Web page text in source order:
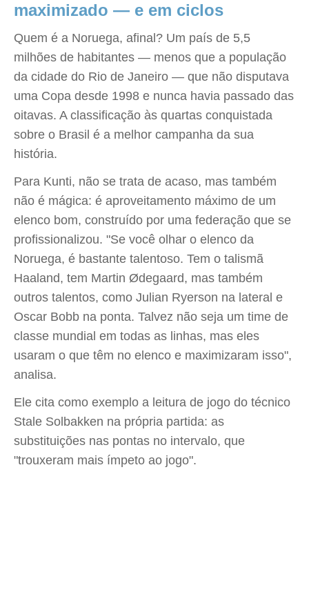
maximizado — e em ciclos
Quem é a Noruega, afinal? Um país de 5,5
milhões de habitantes — menos que a população
da cidade do Rio de Janeiro — que não disputava
uma Copa desde 1998 e nunca havia passado das
oitavas. A classificação às quartas conquistada
sobre o Brasil é a melhor campanha da sua
história.
Para Kunti, não se trata de acaso, mas também
não é mágica: é aproveitamento máximo de um
elenco bom, construído por uma federação que se
profissionalizou. "Se você olhar o elenco da
Noruega, é bastante talentoso. Tem o talismã
Haaland, tem Martin Ødegaard, mas também
outros talentos, como Julian Ryerson na lateral e
Oscar Bobb na ponta. Talvez não seja um time de
classe mundial em todas as linhas, mas eles
usaram o que têm no elenco e maximizaram isso",
analisa.
Ele cita como exemplo a leitura de jogo do técnico
Stale Solbakken na própria partida: as
substituições nas pontas no intervalo, que
"trouxeram mais ímpeto ao jogo".